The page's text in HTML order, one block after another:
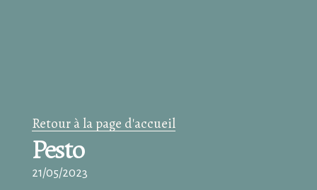
Retour à la page d'accueil
Pesto
21/05/2023